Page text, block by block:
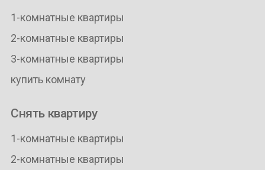
1-комнатные квартиры
2-комнатные квартиры
3-комнатные квартиры
купить комнату
Снять квартиру
1-комнатные квартиры
2-комнатные квартиры